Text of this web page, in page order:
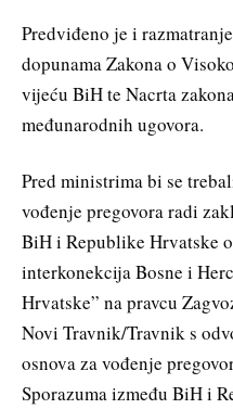
Predviđeno je i
dopunama Zakona o
vijeću BiH te Nacrta
međunarodnih ugovora.
Pred ministrima bi se
vođenje pregovora radi
BiH i Republike Hrvatske
interkonekcija Bosne i
Hrvatske” na pravcu
Novi Travnik/Travnik s
osnova za vođenje
Sporazuma između BiH i